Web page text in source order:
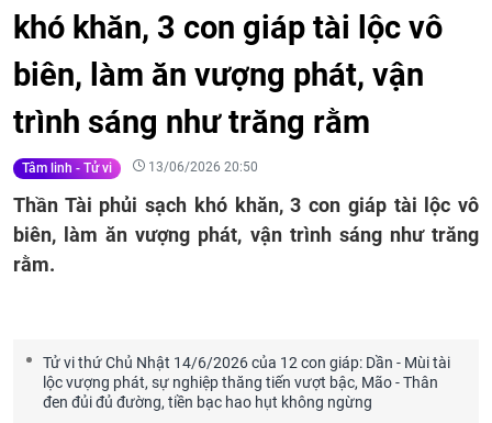
khó khăn, 3 con giáp tài lộc vô
biên, làm ăn vượng phát, vận
trình sáng như trăng rằm
Tâm linh - Tử vi 13/06/2026 20:50
Thần Tài phủi sạch khó khăn, 3 con giáp tài lộc vô
biên, làm ăn vượng phát, vận trình sáng như trăng
rằm.
Tử vi thứ Chủ Nhật 14/6/2026 của 12 con giáp: Dần - Mùi tài
lộc vượng phát, sự nghiệp thăng tiến vượt bậc, Mão - Thân
đen đủi đủ đường, tiền bạc hao hụt không ngừng